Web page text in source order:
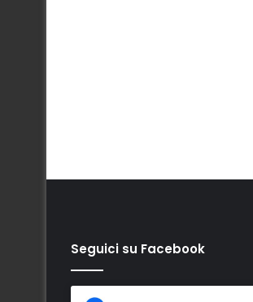
Seguici su Facebook